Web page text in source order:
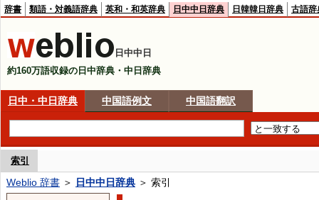
辞書 類語・対義語辞典 英和・和英辞典 日中中日辞典 日韓韓日辞典 古語辞
日中中日
約160万語収録の日中辞典・中日辞典
日中・中日辞典 中国語例文 中国語翻訳
索引
Weblio 辞書 ＞ 日中中日辞典 ＞ 索引